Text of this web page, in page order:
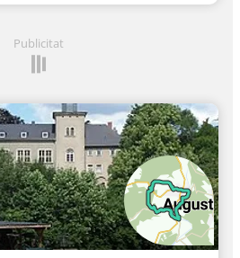
Publicitat